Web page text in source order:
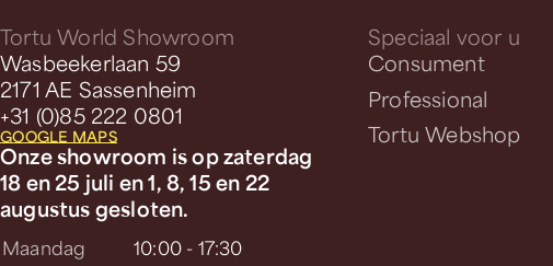
Tortu World Showroom
Wasbeekerlaan 59
2171 AE Sassenheim
+31 (0)85 222 0801
GOOGLE MAPS
Onze showroom is op zaterdag
18 en 25 juli en 1, 8, 15 en 22
augustus gesloten.
Maandag
10:00 - 17:30
Speciaal voor u
Consument
Professional
Tortu Webshop